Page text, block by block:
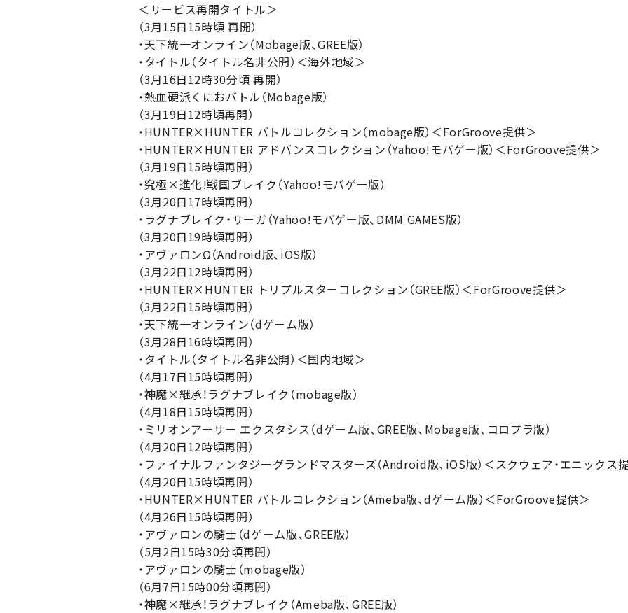
＜サービス再開タイトル＞
（3月15日15時頃 再開）
・天下統一オンライン（Mobage版、GREE版）
・タイトル（タイトル名非公開）＜海外地域＞
（3月16日12時30分頃 再開）
・熱血硬派くにおバトル（Mobage版）
（3月19日12時頃再開）
・HUNTER×HUNTER バトルコレクション（mobage版）＜ForGroove提供＞
・HUNTER×HUNTER アドバンスコレクション（Yahoo!モバゲー版）＜ForGroove提供＞
（3月19日15時頃再開）
・究極×進化!戦国ブレイク（Yahoo!モバゲー版）
（3月20日17時頃再開）
・ラグナブレイク・サーガ（Yahoo!モバゲー版、DMM GAMES版）
（3月20日19時頃再開）
・アヴァロンΩ（Android版、iOS版）
（3月22日12時頃再開）
・HUNTER×HUNTER トリプルスターコレクション（GREE版）＜ForGroove提供＞
（3月22日15時頃再開）
・天下統一オンライン（dゲーム版）
（3月28日16時頃再開）
・タイトル（タイトル名非公開）＜国内地域＞
（4月17日15時頃再開）
・神魔×継承！ラグナブレイク（mobage版）
（4月18日15時頃再開）
・ミリオンアーサー エクスタシス（dゲーム版、GREE版、Mobage版、コロプラ版）
（4月20日12時頃再開）
・ファイナルファンタジーグランドマスターズ（Android版、iOS版）＜スクウェア・エニックス
（4月20日15時頃再開）
・HUNTER×HUNTER バトルコレクション（Ameba版、dゲーム版）＜ForGroove提供＞
（4月26日15時頃再開）
・アヴァロンの騎士（dゲーム版、GREE版）
（5月2日15時30分頃再開）
・アヴァロンの騎士（mobage版）
（6月7日15時00分頃再開）
・神魔×継承！ラグナブレイク（Ameba版、GREE版）